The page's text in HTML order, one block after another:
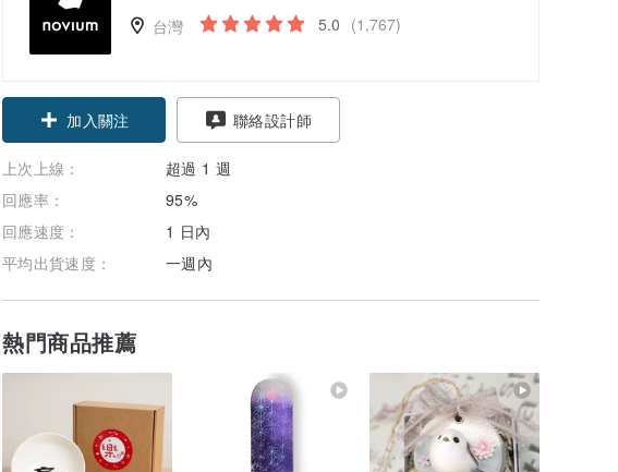
台灣 5.0 (1,767)
加入關注 聯絡設計師
上次上線：
超過 1 週
回應率：
95%
回應速度：
1 日內
平均出貨速度：
一週內
熱門商品推薦